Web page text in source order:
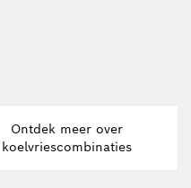
Ontdek meer over
koelvriescombinaties